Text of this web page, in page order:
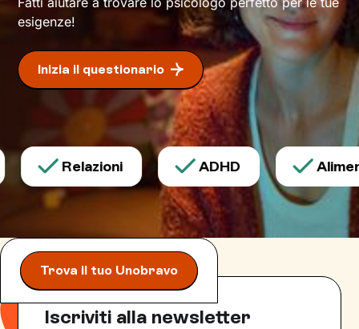
esigenze!
Inizia il questionario
Relazioni ADHD
Trova il tuo Unobravo
Iscriviti alla newsletter